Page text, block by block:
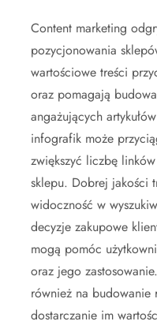
Content marketing
pozycjonowania
wartościowe treści
oraz pomagają
angażujących
infografik może
zwiększyć liczbę
sklepu. Dobrej jakości
widoczność w
decyzje zakupowe
mogą pomóc
oraz jego
również na
dostarczanie im